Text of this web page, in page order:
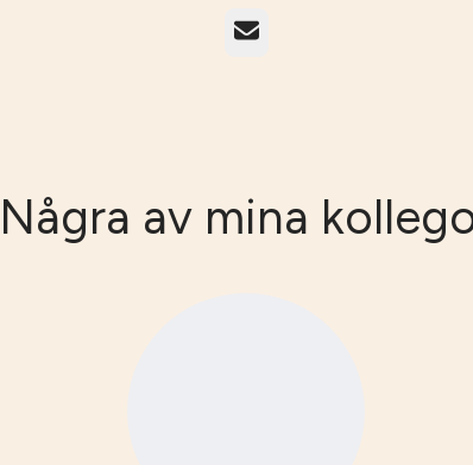
E-post
Några av mina